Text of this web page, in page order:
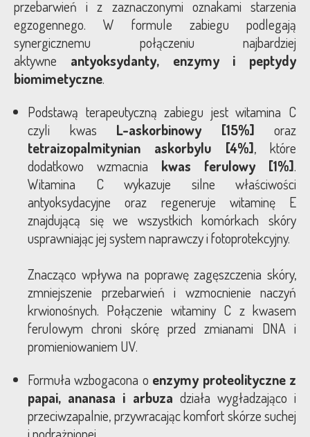
przebarwień i z zaznaczonymi oznakami starzenia
egzogennego. W formule zabiegu podlegają
synergicznemu połączeniu najbardziej
aktywne antyoksydanty, enzymy i peptydy
biomimetyczne.
Podstawą terapeutyczną zabiegu jest witamina C
czyli kwas L-askorbinowy [15%] oraz
tetraizopalmitynian askorbylu [4%], które
dodatkowo wzmacnia kwas ferulowy [1%].
Witamina C wykazuje silne właściwości
antyoksydacyjne oraz regeneruje witaminę E
znajdującą się we wszystkich komórkach skóry
usprawniając jej system naprawczy i fotoprotekcyjny.
Znacząco wpływa na poprawę zagęszczenia skóry,
zmniejszenie przebarwień i wzmocnienie naczyń
krwionośnych. Połączenie witaminy C z kwasem
ferulowym chroni skórę przed zmianami DNA i
promieniowaniem UV.
Formuła wzbogacona o enzymy proteolityczne z
papai, ananasa i arbuza działa wygładzająco i
przeciwzapalnie, przywracając komfort skórze suchej